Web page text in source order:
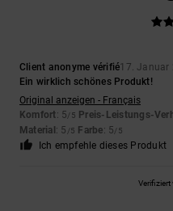
Client anonyme vérifié17. Januar
Ein wirklich schönes Produkt!
Original anzeigen - Français
Komfort: 5/5 Preis-Leistungs-
Material : 5 /5 Farbe: 5/5
Ich empfehle dieses Produkt
Verifiziert